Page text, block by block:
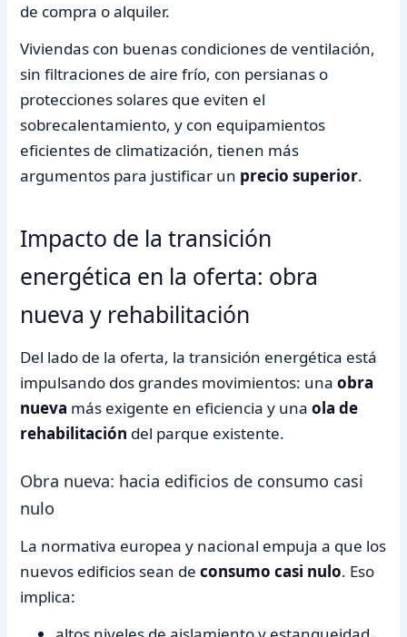
de compra o alquiler.
Viviendas con buenas condiciones de ventilación,
sin filtraciones de aire frío, con persianas o
protecciones solares que eviten el
sobrecalentamiento, y con equipamientos
eficientes de climatización, tienen más
argumentos para justificar un precio superior.
Impacto de la transición
energética en la oferta: obra
nueva y rehabilitación
Del lado de la oferta, la transición energética está
impulsando dos grandes movimientos: unaobra
nueva más exigente en eficiencia y unaola de
rehabilitación del parque existente.
Obra nueva: hacia edificios de consumo casi
nulo
La normativa europea y nacional empuja a que los
nuevos edificios sean deconsumo casi nulo. Eso
implica: